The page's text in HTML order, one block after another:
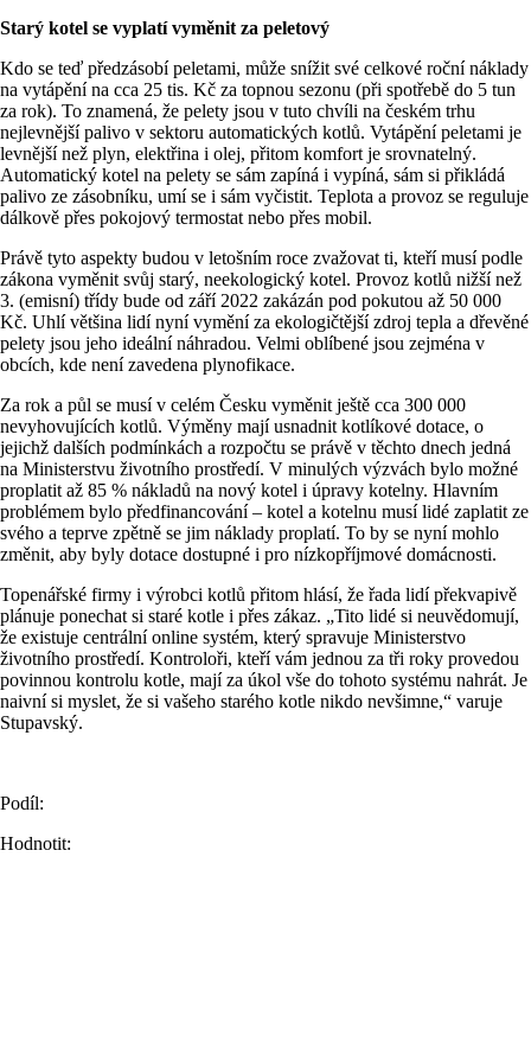
Starý kotel se vyplatí vyměnit za peletový
Kdo se teď předzásobí peletami, může snížit své celkové roční náklady
na vytápění na cca 25 tis. Kč za topnou sezonu (při spotřebě do 5 tun
za rok). To znamená, že pelety jsou v tuto chvíli na českém trhu
nejlevnější palivo v sektoru automatických kotlů. Vytápění peletami je
levnější než plyn, elektřina i olej, přitom komfort je srovnatelný.
Automatický kotel na pelety se sám zapíná i vypíná, sám si přikládá
palivo ze zásobníku, umí se i sám vyčistit. Teplota a provoz se reguluje
dálkově přes pokojový termostat nebo přes mobil.
Právě tyto aspekty budou v letošním roce zvažovat ti, kteří musí podle
zákona vyměnit svůj starý, neekologický kotel. Provoz kotlů nižší než
3. (emisní) třídy bude od září 2022 zakázán pod pokutou až 50 000
Kč. Uhlí většina lidí nyní vymění za ekologičtější zdroj tepla a dřevěné
pelety jsou jeho ideální náhradou. Velmi oblíbené jsou zejména v
obcích, kde není zavedena plynofikace.
Za rok a půl se musí v celém Česku vyměnit ještě cca 300 000
nevyhovujících kotlů. Výměny mají usnadnit kotlíkové dotace, o
jejichž dalších podmínkách a rozpočtu se právě v těchto dnech jedná
na Ministerstvu životního prostředí. V minulých výzvách bylo možné
proplatit až 85 % nákladů na nový kotel i úpravy kotelny. Hlavním
problémem bylo předfinancování – kotel a kotelnu musí lidé zaplatit ze
svého a teprve zpětně se jim náklady proplatí. To by se nyní mohlo
změnit, aby byly dotace dostupné i pro nízkopříjmové domácnosti.
Topenářské firmy i výrobci kotlů přitom hlásí, že řada lidí překvapivě
plánuje ponechat si staré kotle i přes zákaz. „Tito lidé si neuvědomují,
že existuje centrální online systém, který spravuje Ministerstvo
životního prostředí. Kontroloři, kteří vám jednou za tři roky provedou
povinnou kontrolu kotle, mají za úkol vše do tohoto systému nahrát. Je
naivní si myslet, že si vašeho starého kotle nikdo nevšimne,“ varuje
Stupavský.
Podíl:
Hodnotit: